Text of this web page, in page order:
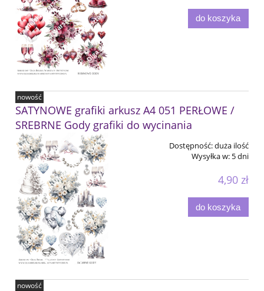
do koszyka
SATYNOWE grafiki arkusz A4 051 PERŁOWE /
SREBRNE Gody grafiki do wycinania
Dostępność:duża ilość
Wysyłka w: 5 dni
4,90 zł
do koszyka
nowość
nowość